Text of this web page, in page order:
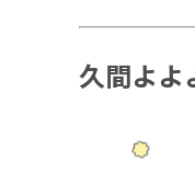
久間よよ